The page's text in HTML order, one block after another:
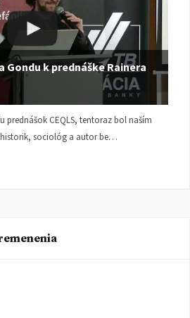
Gondu k prednáške Rainera
prednášok CEQLS, tentoraz bol naším
sociológ a autor be…